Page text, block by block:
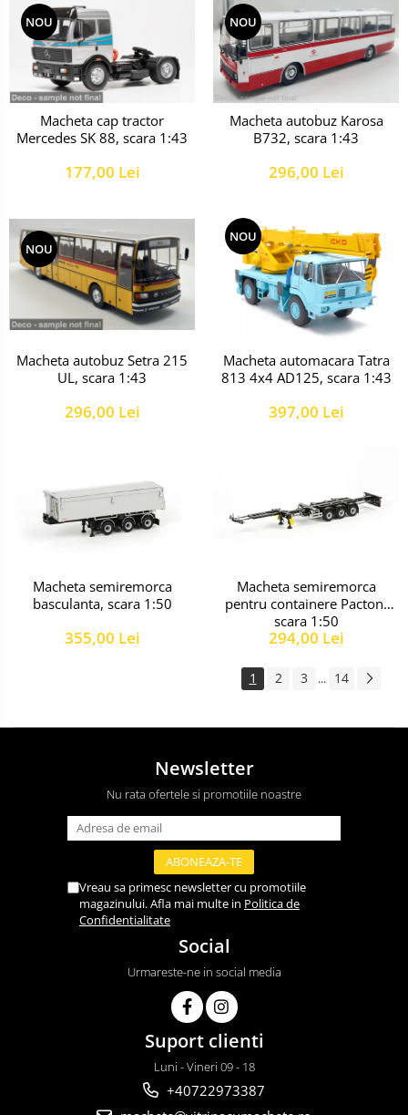
NOU
Macheta cap tractor
Mercedes SK 88, scara 1:43
177,00 Lei
NOU
Macheta autobuz Karosa
B732, scara 1:43
296,00 Lei
NOU
Macheta autobuz Setra 215
UL, scara 1:43
296,00 Lei
NOU
Macheta automacara Tatra
813 4x4 AD125, scara 1:43
397,00 Lei
Macheta semiremorca
basculanta, scara 1:50
355,00 Lei
Macheta semiremorca
pentru containere Pacton,
scara 1:50
294,00 Lei
1 2 3 ... 14
Newsletter
Nu rata ofertele si promotiile noastre
Vreau sa primesc newsletter cu promotiile
magazinului. Afla mai multe in Politica de
Confidentialitate
Social
Urmareste-ne in social media
Suport clienti
Luni - Vineri 09 - 18
+40722973387